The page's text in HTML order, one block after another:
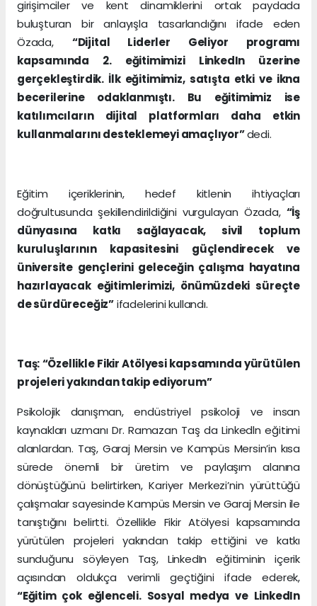
girişimciler ve kent dinamiklerini ortak paydada
buluşturan bir anlayışla tasarlandığını ifade eden
Özada, “Dijital Liderler Geliyor programı
kapsamında 2. eğitimimizi LinkedIn üzerine
gerçekleştirdik. İlk eğitimimiz, satışta etki ve ikna
becerilerine odaklanmıştı. Bu eğitimimiz ise
katılımcıların dijital platformları daha etkin
kullanmalarını desteklemeyi amaçlıyor”dedi.
Eğitim içeriklerinin, hedef kitlenin ihtiyaçları
doğrultusunda şekillendirildiğini vurgulayan Özada, “İş
dünyasına katkı sağlayacak, sivil toplum
kuruluşlarının kapasitesini güçlendirecek ve
üniversite gençlerini geleceğin çalışma hayatına
hazırlayacak eğitimlerimizi, önümüzdeki süreçte
de sürdüreceğiz”ifadelerini kullandı.
Taş: “Özellikle Fikir Atölyesi kapsamında yürütülen
projeleri yakından takip ediyorum”
Psikolojik danışman, endüstriyel psikoloji ve insan
kaynakları uzmanı Dr. Ramazan Taş da Linkedln eğitimi
alanlardan. Taş, Garaj Mersin ve Kampüs Mersin’in kısa
sürede önemli bir üretim ve paylaşım alanına
dönüştüğünü belirtirken, Kariyer Merkezi’nin yürüttüğü
çalışmalar sayesinde Kampüs Mersin ve Garaj Mersin ile
tanıştığını belirtti. Özellikle Fikir Atölyesi kapsamında
yürütülen projeleri yakından takip ettiğini ve katkı
sunduğunu söyleyen Taş, LinkedIn eğitiminin içerik
açısından oldukça verimli geçtiğini ifade ederek,
“Eğitim çok eğlenceli. Sosyal medya ve LinkedIn